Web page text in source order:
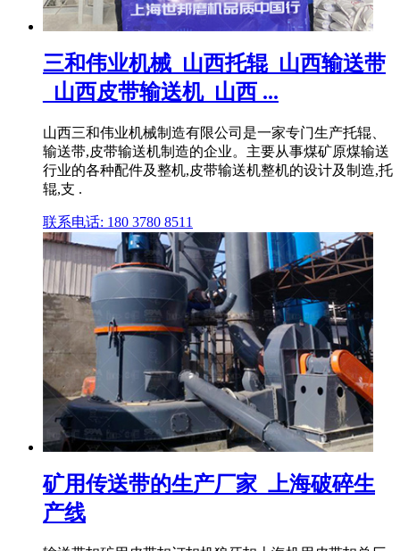
三和伟业机械_山西托辊_山西输送带
_山西皮带输送机_山西 ...
山西三和伟业机械制造有限公司是一家专门生产托辊、
输送带,皮带输送机制造的企业。主要从事煤矿原煤输送
行业的各种配件及整机,皮带输送机整机的设计及制造,托
辊,支 .
联系电话: 180 3780 8511
矿用传送带的生产厂家_上海破碎生
产线